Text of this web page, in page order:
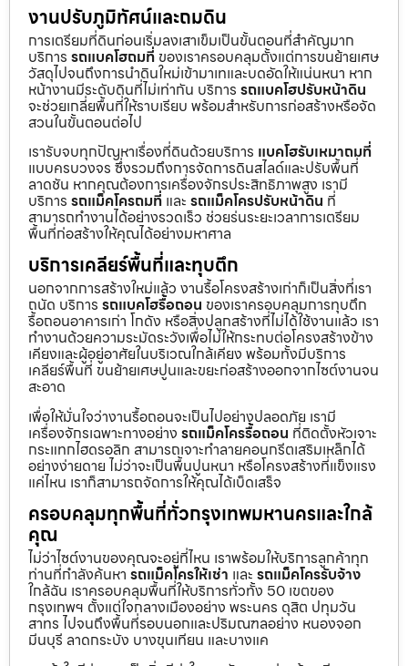
งานปรับภูมิทัศน์และถมดิน
การเตรียมที่ดินก่อนเริ่มลงเสาเข็มเป็นขั้นตอนที่สำคัญมาก
บริการ รถแบคโฮถมที่ ของเราครอบคลุมตั้งแต่การขนย้ายเศษ
วัสดุไปจนถึงการนำดินใหม่เข้ามาเทและบดอัดให้แน่นหนา หาก
หน้างานมีระดับดินที่ไม่เท่ากัน บริการ รถแบคโฮปรับหน้าดิน
จะช่วยเกลี่ยพื้นที่ให้ราบเรียบ พร้อมสำหรับการก่อสร้างหรือจัด
สวนในขั้นตอนต่อไป
เรารับจบทุกปัญหาเรื่องที่ดินด้วยบริการ แบคโฮรับเหมาถมที่
แบบครบวงจร ซึ่งรวมถึงการจัดการดินสไลด์และปรับพื้นที่
ลาดชัน หากคุณต้องการเครื่องจักรประสิทธิภาพสูง เรามี
บริการ รถแม็คโครถมที่ และ รถแม็คโครปรับหน้าดิน ที่
สามารถทำงานได้อย่างรวดเร็ว ช่วยร่นระยะเวลาการเตรียม
พื้นที่ก่อสร้างให้คุณได้อย่างมหาศาล
บริการเคลียร์พื้นที่และทุบตึก
นอกจากการสร้างใหม่แล้ว งานรื้อโครงสร้างเก่าก็เป็นสิ่งที่เรา
ถนัด บริการ รถแบคโฮรื้อถอน ของเราครอบคลุมการทุบตึก
รื้อถอนอาคารเก่า โกดัง หรือสิ่งปลูกสร้างที่ไม่ได้ใช้งานแล้ว เรา
ทำงานด้วยความระมัดระวังเพื่อไม่ให้กระทบต่อโครงสร้างข้าง
เคียงและผู้อยู่อาศัยในบริเวณใกล้เคียง พร้อมทั้งมีบริการ
เคลียร์พื้นที่ ขนย้ายเศษปูนและขยะก่อสร้างออกจากไซต์งานจน
สะอาด
เพื่อให้มั่นใจว่างานรื้อถอนจะเป็นไปอย่างปลอดภัย เรามี
เครื่องจักรเฉพาะทางอย่าง รถแม็คโครรื้อถอน ที่ติดตั้งหัวเจาะ
กระแทกไฮดรอลิก สามารถเจาะทำลายคอนกรีตเสริมเหล็กได้
อย่างง่ายดาย ไม่ว่าจะเป็นพื้นปูนหนา หรือโครงสร้างที่แข็งแรง
แค่ไหน เราก็สามารถจัดการให้คุณได้เบ็ดเสร็จ
ครอบคลุมทุกพื้นที่ทั่วกรุงเทพมหานครและใกล้
คุณ
ไม่ว่าไซต์งานของคุณจะอยู่ที่ไหน เราพร้อมให้บริการลูกค้าทุก
ท่านที่กำลังค้นหา รถแม็คโครให้เช่า และ รถแม็คโครรับจ้าง
ใกล้ฉัน เราครอบคลุมพื้นที่ให้บริการทั่วทั้ง 50 เขตของ
กรุงเทพฯ ตั้งแต่ใจกลางเมืองอย่าง พระนคร ดุสิต ปทุมวัน
สาทร ไปจนถึงพื้นที่รอบนอกและปริมณฑลอย่าง หนองจอก
มีนบุรี ลาดกระบัง บางขุนเทียน และบางแค